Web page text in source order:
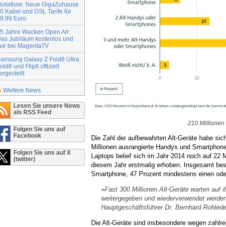
Neue GigaZuhause
Kabel und DSL Tarife für
Euro
Jahre Wacken Open Air:
Jubiläum kostenlos und
bei MagentaTV
Galaxy Z Fold8 Ultra,
und Flip8 offiziell
Weitere News
Lesen Sie unsere News
als RSS Feed
Folgen Sie uns auf
Facebook
Folgen Sie uns auf X
(twitter)
210 Millionen
Die Zahl der aufbewahrten Alt-Geräte habe
Millionen ausrangierte Handys und
Laptops belief sich im Jahr 2014 noch auf 22
diesem Jahr erstmalig erhoben. Insgesamt
Smartphone, 47 Prozent mindestens einen
»Fast 300 Millionen Alt-Geräte warten auf
weitergegeben und wiederverwendet
Hauptgeschäftsführer Dr. Bernhard
Die Alt-Geräte sind insbesondere wegen